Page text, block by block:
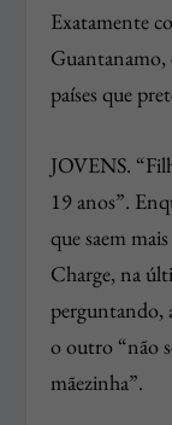
Exatamente
países que
JOVENS.
19 anos”.
que saem
Charge, na
perguntando,
o outro “não
mãezinha”.